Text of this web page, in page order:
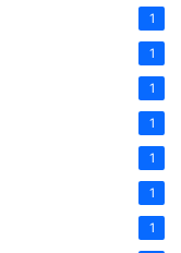
1
1
1
1
1
1
1